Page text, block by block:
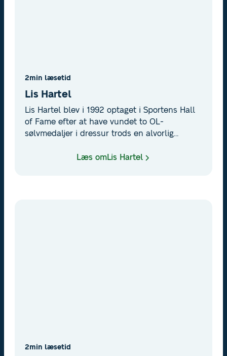
2min læsetid
Lis Hartel
Lis Hartel blev i 1992 optaget i Sportens Hall
of Fame efter at have vundet to OL-
sølvmedaljer i dressur trods en alvorlig
para-sport og kvinders deltagelse i ridesport.
Læs omLis Hartel
2min læsetid